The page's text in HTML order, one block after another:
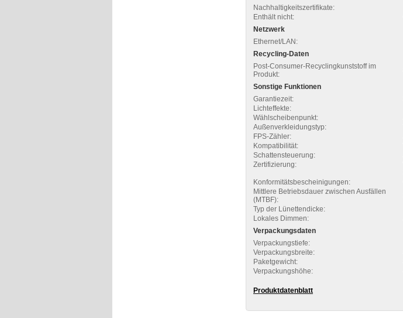
Nachhaltigkeitszertifikate:
Enthält nicht:
Netzwerk
Ethernet/LAN:
Recycling-Daten
Post-Consumer-Recyclingkunststoff im
Produkt:
Sonstige Funktionen
Garantiezeit:
Lichteffekte:
Wählscheibenpunkt:
Außenverkleidungstyp:
FPS-Zähler:
Kompatibilität:
Schattensteuerung:
Zertifizierung:
Konformitätsbescheinigungen:
Mittlere Betriebsdauer zwischen Ausfällen
(MTBF):
Typ der Lünettendicke:
Lokales Dimmen:
Verpackungsdaten
Verpackungstiefe:
Verpackungsbreite:
Paketgewicht:
Verpackungshöhe:
Produktdatenblatt